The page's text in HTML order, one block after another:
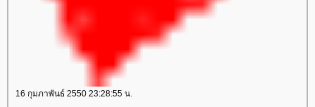
16 กุมภาพันธ์ 2550 23:28:55 น.